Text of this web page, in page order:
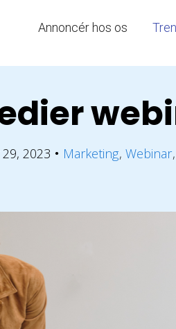
Annoncér hos os
2023 ● Marketing Webinar